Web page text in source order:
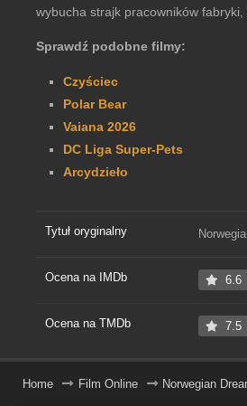
wybucha strajk pracowników
Sprawdź podobne filmy:
Czyściec
Polar Bear
Vaiana 2026
DC Liga Super-Pets
Arcydzieło
Tytuł oryginalny
Ocena na IMDb 6.6
Ocena na TMDb 7.5
Home Film Online Norwegian